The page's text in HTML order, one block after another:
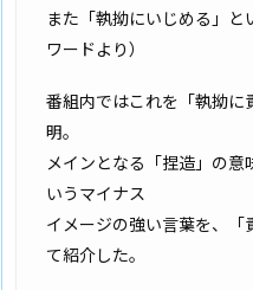
また「執拗にいじめる」
ワードより）
番組内ではこれを「執拗
明。
メインとなる「捏造」の
いうマイナス
イメージの強い言葉を、
て紹介した。